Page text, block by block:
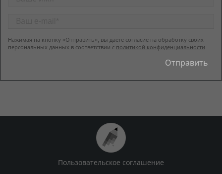
Нажимая на кнопку «Отправить», вы даете согласие на обработку своих
персональных данных в соответствии с политикой конфиденциальности
Пользовательское соглашение